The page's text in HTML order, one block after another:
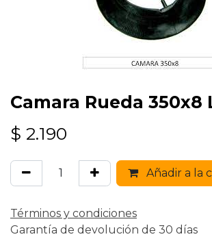
Camara Rueda 350x8
$ 2.190
Añadir a la
Términos y condiciones
Garantía de devolución de 30 días